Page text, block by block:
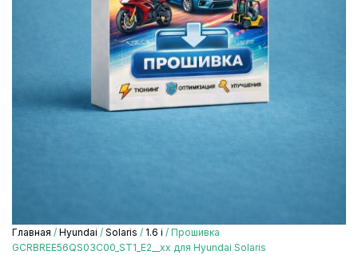
Главная / Hyundai / Solaris / 1.6 i / Прошивка
GCRBREE56QS03C00_ST1_E2__xx для Hyundai Solaris